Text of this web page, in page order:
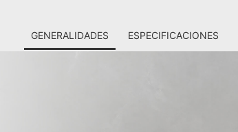
GENERALIDADES ESPECIFICACIONES